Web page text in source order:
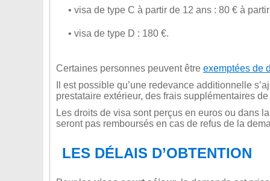
• visa de type C à partir de 12 ans : 80 € à
• visa de type D : 180 €.
Certaines personnes peuvent être exemptées de
Il est possible qu’une redevance additionnelle
prestataire extérieur, des frais supplémentaires
Les droits de visa sont perçus en euros ou dans
seront pas remboursés en cas de refus de la
LES DÉLAIS D’OBTENTION